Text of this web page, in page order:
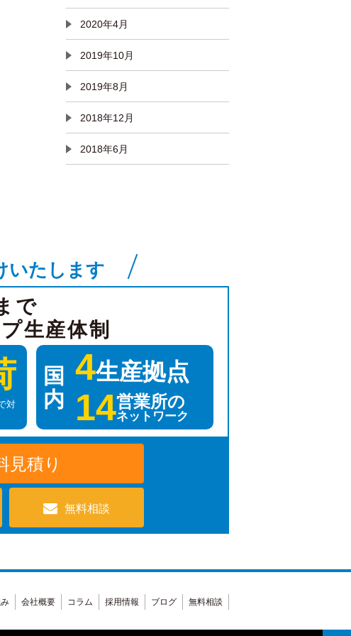
2020年4月
2019年10月
2019年8月
2018年12月
2018年6月
いたします
で
生産体制
対
国
内
4生産拠点
14営業所の
ネットワーク
見積り
無料相談
会社概要 コラム 採用情報 ブログ 無料相談